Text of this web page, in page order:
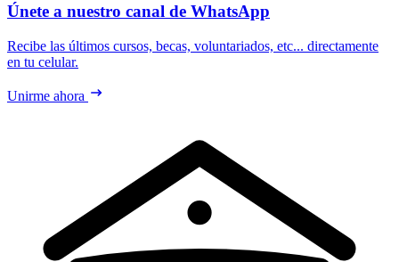
Únete a nuestro canal de WhatsApp
Recibe las últimos cursos, becas, voluntariados, etc... directamente
en tu celular.
Unirme ahora